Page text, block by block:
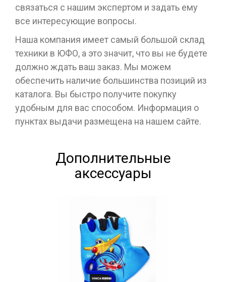
связаться с нашим экспертом и задать ему
все интересующие вопросы.
Наша компания имеет самый большой склад
техники в ЮФО, а это значит, что вы не будете
должно ждать ваш заказ. Мы можем
обеспечить наличие большинства позиций из
каталога. Вы быстро получите покупку
удобным для вас способом. Информация о
пунктах выдачи размещена на нашем сайте.
Дополнительные
аксессуары